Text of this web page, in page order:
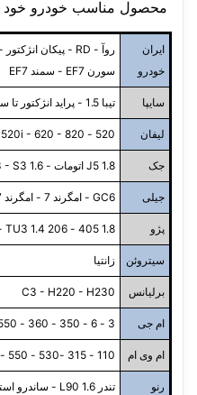
محصول مناسب خودرو خود
ایران
خودرو
سورن EF7 - سمند EF7
سایپا تیبا 1.5 - پراید انژکتور تا سال 1393 - ریو 1.5 - ساینا 1.5
لیفان 520 - X50 - X60 - 520i - 620 - 820
جک J5 1.8 اتومات - J3 1.3 - S3 1.6
جیلی GC6 - امگرند 7 - امگرند RV7 - امگرند X7
پژو 1.8 405 - 206 TU3 1.4 - پارس V8 1.8 - پارس 1.8 V16
سیتروئن زانتیا
برلیانس C3 - H220 - H230
ام جی 3 - 6 - 350 - 360 - 550
ام وی ام 110 - 315 -530 - 550 - X22 - X33
رنو تندر L90 1.6 - ساندرو استپ وی 1.6 - مگان 1.6 2.0